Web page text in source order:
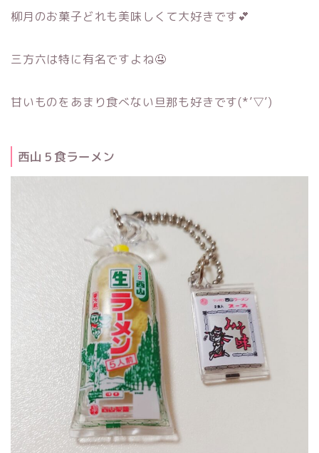
柳月のお菓子どれも美味しくて大好きです💕
三方六は特に有名ですよね🤤
甘いものをあまり食べない旦那も好きです(*’▽’)
西山５食ラーメン